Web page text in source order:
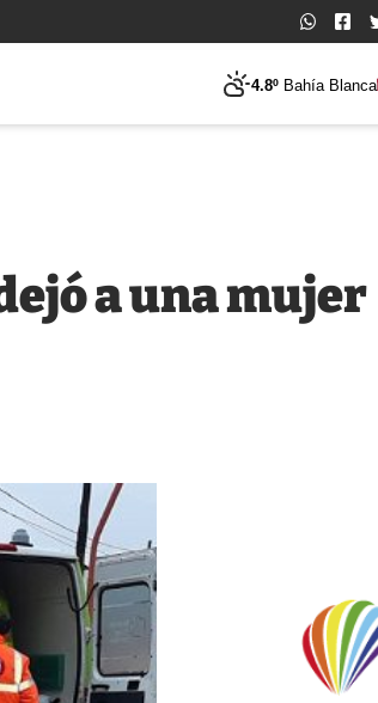
4.8º Bahía Blanca
a una mujer